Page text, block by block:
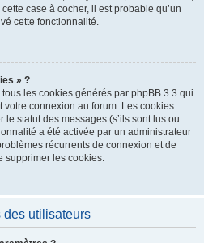
case à cocher, il est probable qu’un
cette fonctionnalité.
» ?
les cookies générés par phpBB 3.3 qui
connexion au forum. Les cookies
le statut des messages (s’ils sont lus ou
a été activée par un administrateur
récurrents de connexion et de
supprimer les cookies.
des utilisateurs